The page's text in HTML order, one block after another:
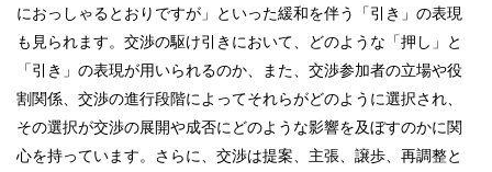
におっしゃるとおりですが」といった緩和を伴う「引き」の表現
も見られます。交渉の駆け引きにおいて、どのような「押し」と
「引き」の表現が用いられるのか、また、交渉参加者の立場や役
割関係、交渉の進行段階によってそれらがどのように選択され、
その選択が交渉の展開や成否にどのような影響を及ぼすのかに関
心を持っています。さらに、交渉は提案、主張、譲歩、再調整と